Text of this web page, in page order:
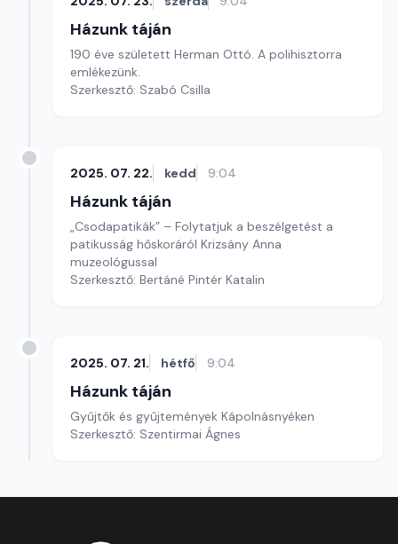
Házunk táján
190 éve született Herman Ottó. A polihisztorra
emlékezünk.
Szerkesztő: Szabó Csilla
2025. 07. 22. kedd 9:04
Házunk táján
„Csodapatikák” – Folytatjuk a beszélgetést a
patikusság hőskoráról Krizsány Anna
muzeológussal
Szerkesztő: Bertáné Pintér Katalin
2025. 07. 21. hétfő 9:04
Házunk táján
Gyűjtők és gyűjtemények Kápolnásnyéken
Szerkesztő: Szentirmai Ágnes